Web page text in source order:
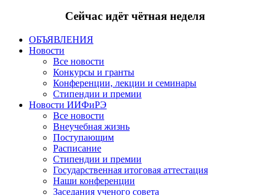
Сейчас идёт чётная неделя
ОБЪЯВЛЕНИЯ
Новости
Все новости
Конкурсы и гранты
Конференции, лекции и семинары
Стипендии и премии
Новости ИИФиРЭ
Все новости
Внеучебная жизнь
Поступающим
Расписание
Стипендии и премии
Государственная итоговая аттестация
Наши конференции
Заседания ученого совета